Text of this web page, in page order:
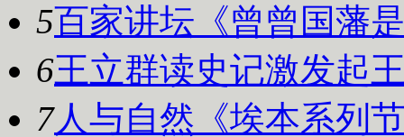
5百家讲坛《曾曾国藩
6王立群读史记激发起
7人与自然《埃本系列